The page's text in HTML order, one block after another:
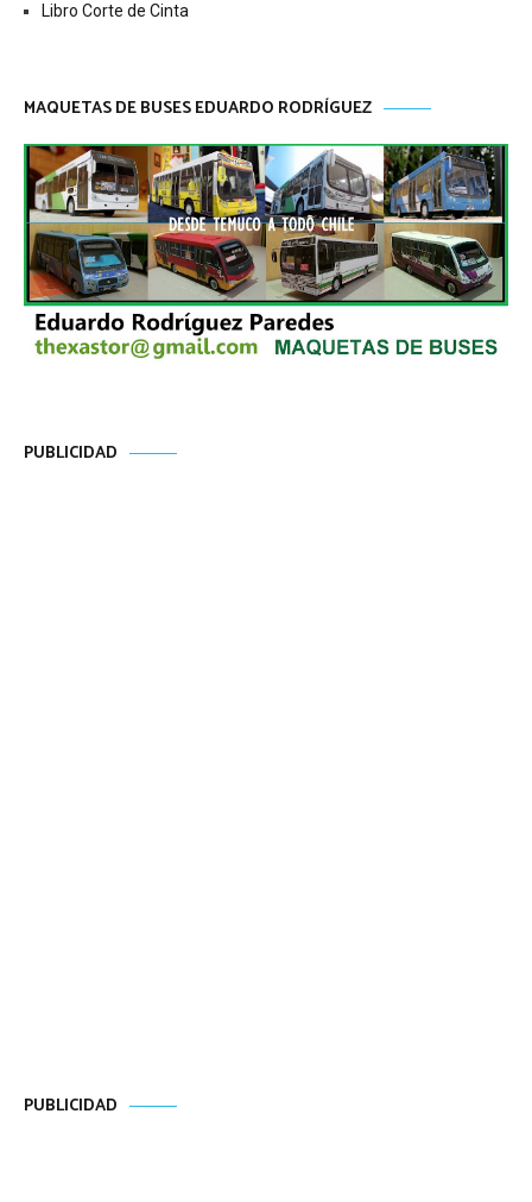
Libro Corte de Cinta
MAQUETAS DE BUSES EDUARDO RODRÍGUEZ
PUBLICIDAD
PUBLICIDAD